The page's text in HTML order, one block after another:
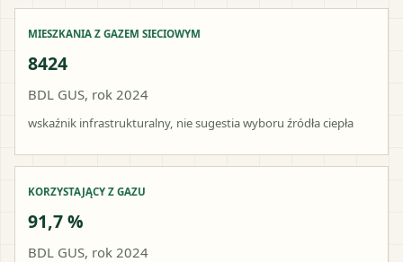
MIESZKANIA Z GAZEM SIECIOWYM
8424
BDL GUS, rok 2024
wskaźnik infrastrukturalny, nie sugestia wyboru źródła ciepła
KORZYSTAJĄCY Z GAZU
91,7 %
BDL GUS, rok 2024